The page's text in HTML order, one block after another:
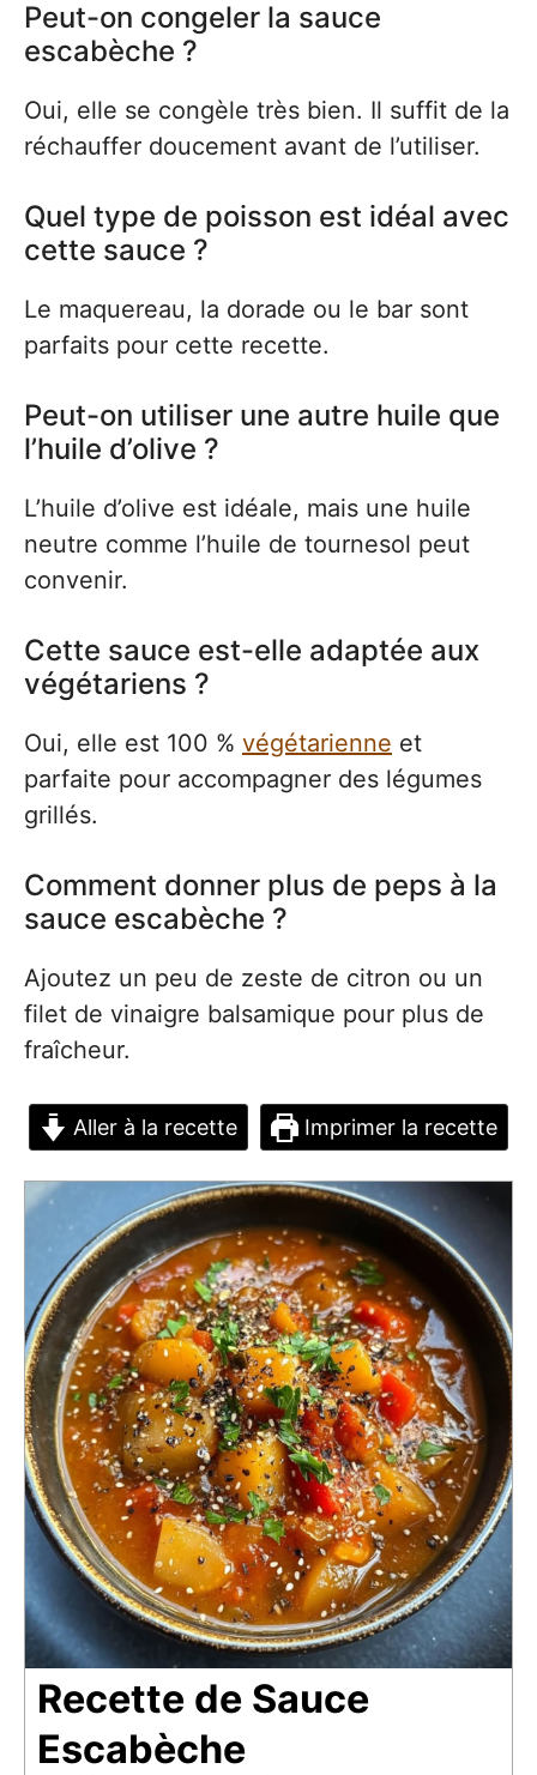
Peut-on congeler la sauce
escabèche ?
Oui, elle se congèle très bien. Il suffit de la
réchauffer doucement avant de l’utiliser.
Quel type de poisson est idéal avec
cette sauce ?
Le maquereau, la dorade ou le bar sont
parfaits pour cette recette.
Peut-on utiliser une autre huile que
l’huile d’olive ?
L’huile d’olive est idéale, mais une huile
neutre comme l’huile de tournesol peut
convenir.
Cette sauce est-elle adaptée aux
végétariens ?
Oui, elle est 100 % végétarienne et
parfaite pour accompagner des légumes
grillés.
Comment donner plus de peps à la
sauce escabèche ?
Ajoutez un peu de zeste de citron ou un
filet de vinaigre balsamique pour plus de
fraîcheur.
Aller à la recette Imprimer la recette
Recette de Sauce
Escabèche